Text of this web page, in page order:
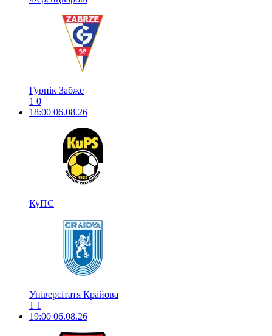
Гурнік Забже
1 0
18:00 06.08.26
КуПС
Універсітатя Крайова
1 1
19:00 06.08.26